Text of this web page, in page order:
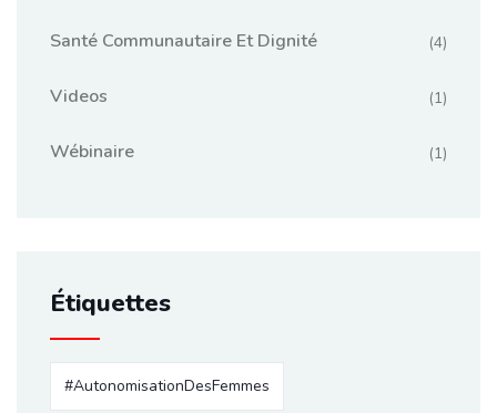
Santé Communautaire Et Dignité (4)
Videos (1)
Wébinaire (1)
Étiquettes
#AutonomisationDesFemmes